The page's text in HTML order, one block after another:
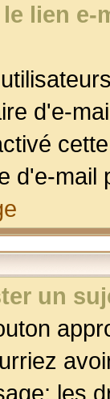
lien
d'e-
d'e-
un
les